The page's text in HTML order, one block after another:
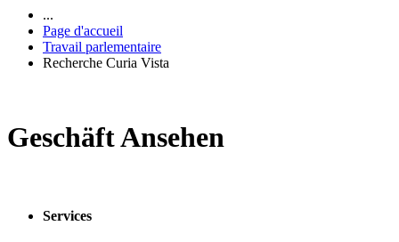
...
Page d'accueil
Travail parlementaire
Recherche Curia Vista
Geschäft Ansehen
Services